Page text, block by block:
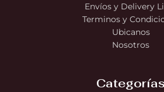
Envíos y Delivery
Terminos y
Ubicanos
Nosotros
Categorías